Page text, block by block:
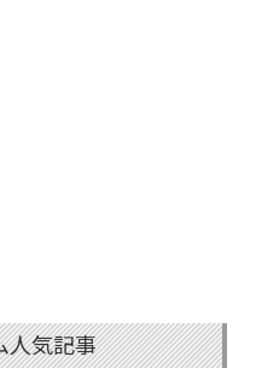
人気記事